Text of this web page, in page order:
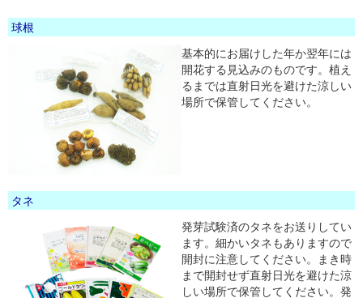
球根
基本的にお届けした年か翌年には
開花する見込みのものです。植え
るまでは直射日光を避けた涼しい
場所で保管してください。
タネ
発芽試験済のタネをお送りしてい
ます。細かいタネもありますので
開封に注意してください。まき時
まで開封せず直射日光を避けた涼
しい場所で保管してください。発